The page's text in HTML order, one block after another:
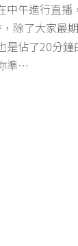
中午進行直播
除了大家最
是佔了20分
準…